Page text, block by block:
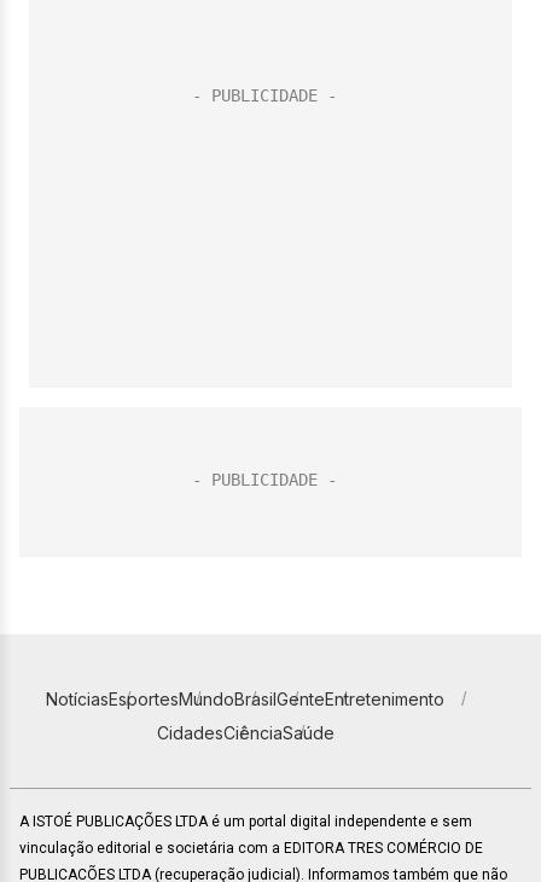
NotíciasEsportesMundoBrasilGenteEntretenimento
CidadesCiênciaSaúde
A ISTOÉ PUBLICAÇÕES LTDA é um portal digital independente e sem
vinculação editorial e societária com a EDITORA TRES COMÉRCIO DE
PUBLICACÕES LTDA (recuperação judicial). Informamos também que não